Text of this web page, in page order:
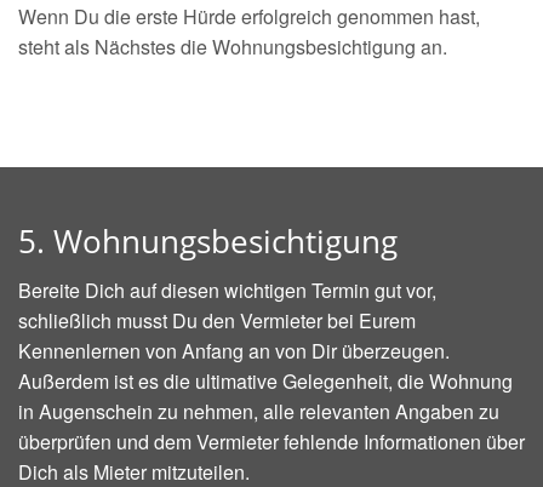
Wenn Du die erste Hürde erfolgreich genommen hast,
steht als Nächstes die Wohnungsbesichtigung an.
5. Wohnungsbesichtigung
Bereite Dich auf diesen wichtigen Termin gut vor,
schließlich musst Du den Vermieter bei Eurem
Kennenlernen von Anfang an von Dir überzeugen.
Außerdem ist es die ultimative Gelegenheit, die Wohnung
in Augenschein zu nehmen, alle relevanten Angaben zu
überprüfen und dem Vermieter fehlende Informationen über
Dich als Mieter mitzuteilen.